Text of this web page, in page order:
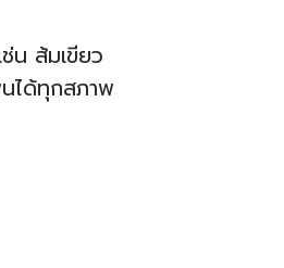
น ส้มเขียว
ได้ทุกสภาพ